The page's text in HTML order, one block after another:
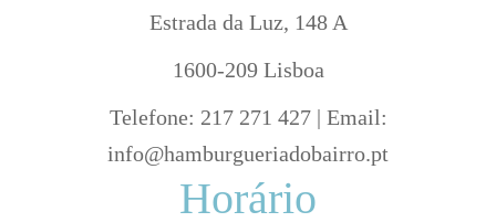
Estrada da Luz, 148 A
1600-209 Lisboa
Telefone: 217 271 427 | Email:
info@hamburgueriadobairro.pt
Horário